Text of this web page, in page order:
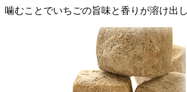
噛むことでいちごの旨味と香りが溶け出し